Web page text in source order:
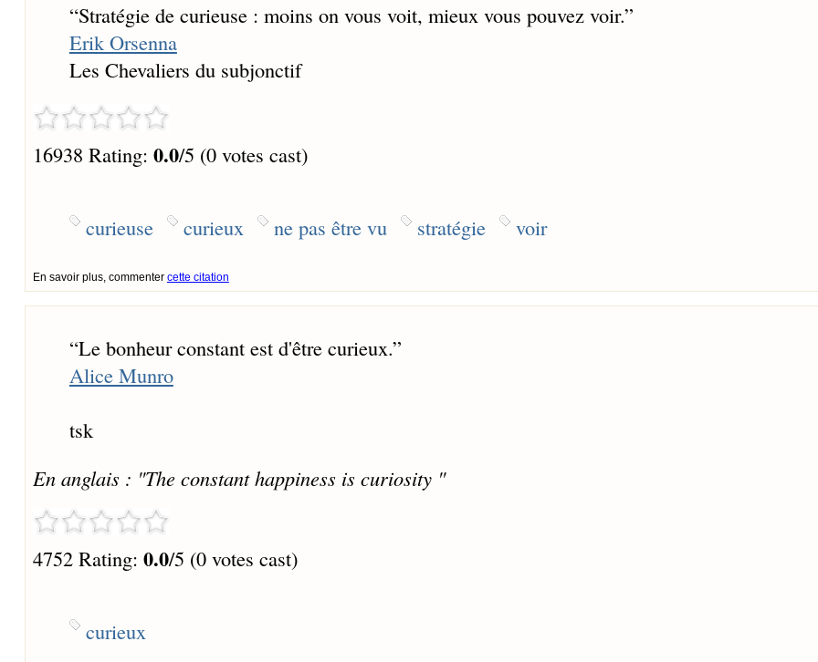
“Stratégie de curieuse : moins on vous voit, mieux vous pouvez voir.”
Erik Orsenna
Les Chevaliers du subjonctif
16938 Rating: 0.0/5 (0 votes cast)
curieuse curieux ne pas être vu stratégie voir
En savoir plus, commenter cette citation
“Le bonheur constant est d'être curieux.”
Alice Munro
tsk
En anglais : "The constant happiness is curiosity "
4752 Rating: 0.0/5 (0 votes cast)
curieux